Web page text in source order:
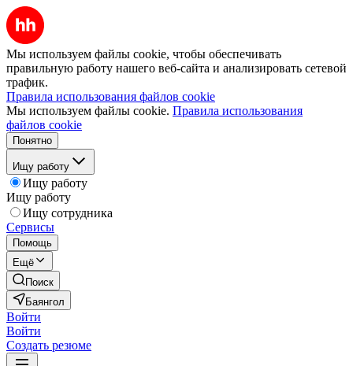
Мы используем файлы cookie, чтобы обеспечивать
правильную работу нашего веб-сайта и анализировать сетевой
трафик.
Правила использования файлов cookie
Мы используем файлы cookie. Правила использования
файлов cookie
Понятно
Ищу работу
Ищу работу
Ищу работу
Ищу сотрудника
Сервисы
Помощь
Ещё
Поиск
Баянгол
Войти
Войти
Создать резюме